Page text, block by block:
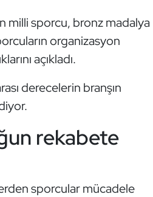
milli sporcu, bronz madalya
organizasyon
açıkladı.
derecelerin branşın
rekabete
sporcular mücadele